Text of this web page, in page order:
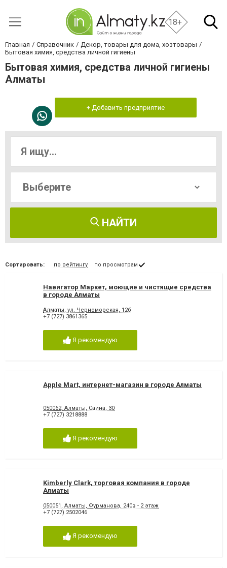
18+
Главная Справочник
Декор, товары для дома, хозтовары
Бытовая химия, средства личной гигиены
Бытовая химия, средства личной гигиены
Алматы
+ Добавить предприятие
НАЙТИ
Сортировать: по рейтингу по просмотрам
Навигатор Маркет, моющие и чистящие средства
в городе Алматы
Алматы, ул. Черноморская, 12б
+7 (727) 3861365
Я рекомендую
Apple Mart, интернет-магазин в городе Алматы
050062, Алматы, Саина, 30
+7 (727) 3218888
Я рекомендую
Kimberly Clark, торговая компания в городе
Алматы
050051, Алматы, Фурманова, 240в - 2 этаж
+7 (727) 2502046
Я рекомендую